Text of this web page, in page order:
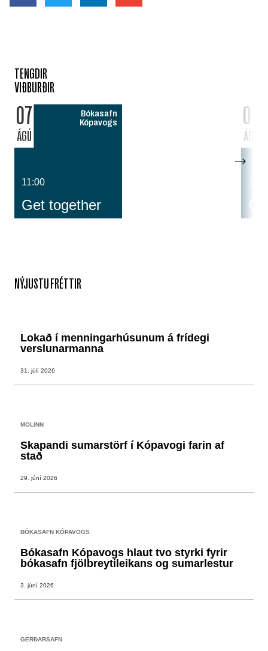
TENGDIR
VIÐBURÐIR
07
ÁGÚ
Bókasafn
Kópavogs
11:00
Get together
07
ÁGÚ
NÝJUSTU FRÉTTIR
Lokað í menningarhúsunum á frídegi
verslunarmanna
31. júlí 2026
MOLINN
Skapandi sumarstörf í Kópavogi farin af
stað
29. júní 2026
BÓKASAFN KÓPAVOGS
Bókasafn Kópavogs hlaut tvo styrki fyrir
bókasafn fjölbreytileikans og sumarlestur
3. júní 2026
GERÐARSAFN